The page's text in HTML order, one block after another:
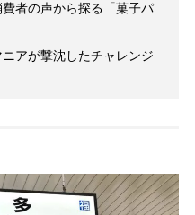
者の声から探る「菓子パ
アが撃沈したチャレンジ